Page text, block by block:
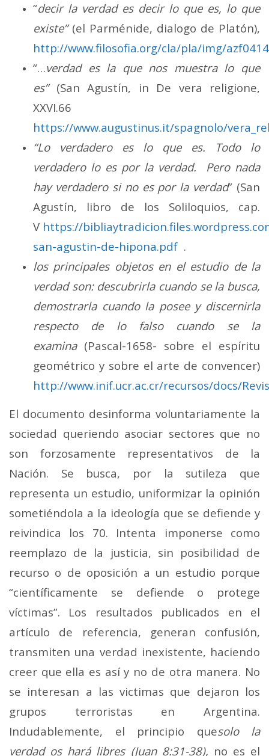
“decir la verdad es decir lo que es, lo que
existe”(el Parménide, dialogo de Platón),
http://www.filosofia.org/cla/pla/img/
“…verdad es la que nos muestra lo que
es”(San Agustín, in De vera religione,
XXVI.66
https://www.augustinus.it/spagnolo/
“Lo verdadero es lo que es. Todo lo
verdadero lo es por la verdad. Pero nada
hay verdadero si no es por la verdad” (San
Agustín, libro de los Soliloquios, cap.
V https://
san-agustin-de-hipona.pdf .
los principales objetos en el estudio de la
verdad son: descubrirla cuando se la busca,
demostrarla cuando la posee y discernirla
respecto de lo falso cuando se la
examina(Pascal-1658- sobre el espíritu
geométrico y sobre el arte de convencer)
http://www.inif.ucr.ac.cr/recursos/docs/
El documento desinforma voluntariamente la
sociedad queriendo asociar sectores que no
son forzosamente representativos de la
Nación. Se busca, por la sutileza que
representa un estudio, uniformizar la opinión
sometiéndola a la ideología que se defiende y
reivindica los 70. Intenta imponerse como
reemplazo de la justicia, sin posibilidad de
recurso o de oposición a un estudio porque
“científicamente se defiende o protege
víctimas”. Los resultados publicados en el
artículo de referencia, generan confusión,
transmiten una verdad inexistente, haciendo
creer que ella es así y no de otra manera. No
se interesan a las victimas que dejaron los
grupos terroristas en Argentina.
Indudablemente, el principio quesolo la
verdad os hará libres (Juan 8:31-38), no es el